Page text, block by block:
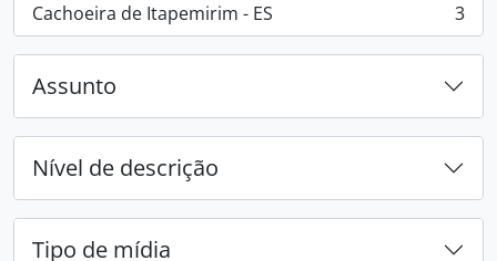
Cachoeira de Itapemirim - ES
, 3 resultados 3
Assunto
Nível de descrição
Tipo de mídia